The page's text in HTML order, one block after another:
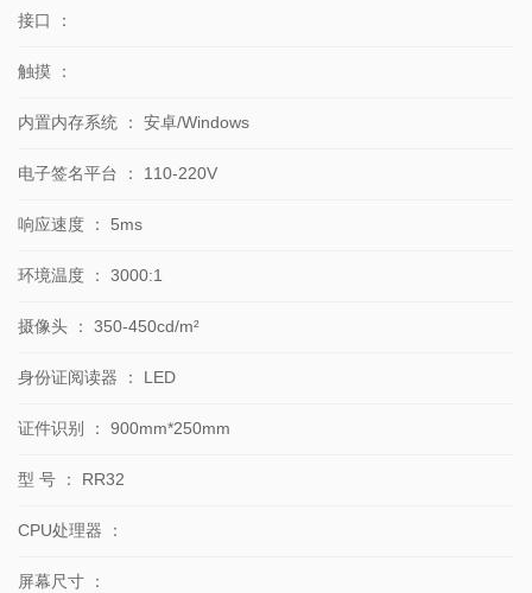
接口 ：
触摸 ：
内置内存系统 ： 安卓/Windows
电子签名平台 ： 110-220V
响应速度 ： 5ms
环境温度 ： 3000:1
摄像头 ： 350-450cd/m²
身份证阅读器 ： LED
证件识别 ： 900mm*250mm
型 号 ： RR32
CPU处理器 ：
屏幕尺寸 ：